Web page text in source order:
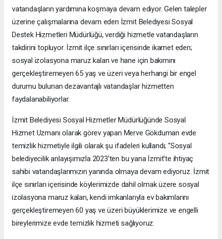
vatandaşların yardımına koşmaya devam ediyor. Gelen talepler
üzerine çalışmalarına devam eden İzmit Belediyesi Sosyal
Destek Hizmetleri Müdürlüğü, verdiği hizmetle vatandaşların
takdirini topluyor. İzmit ilçe sınırları içerisinde ikamet eden;
sosyal izolasyona maruz kalan ve hane için bakımını
gerçekleştiremeyen 65 yaş ve üzeri veya herhangi bir engel
durumu bulunan dezavantajlı vatandaşlar hizmetten
faydalanabiliyorlar.
İzmit Belediyesi Sosyal Hizmetler Müdürlüğünde Sosyal
Hizmet Uzmanı olarak görev yapan Merve Gökduman evde
temizlik hizmetiyle ilgili olarak şu ifadeleri kullandı; “Sosyal
belediyecilik anlayışımızla 2023’ten bu yana İzmit’te ihtiyaç
sahibi vatandaşlarımızın yanında olmaya devam ediyoruz. İzmit
ilçe sınırları içerisinde köylerimizde dahil olmak üzere sosyal
izolasyona maruz kalan, kendi imkanlarıyla ev bakımlarını
gerçekleştiremeyen 60 yaş ve üzeri büyüklerimize ve engelli
bireylerimize evde temizlik hizmeti sağlıyoruz.